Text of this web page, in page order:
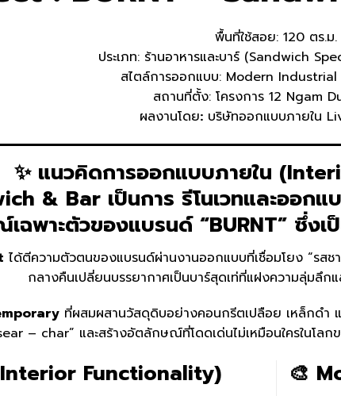
พื้นที่ใช้สอย: 120 ตร.ม.
ประเภท: ร้านอาหารและบาร์ (Sandwich
สไตล์การออกแบบ: Modern
สถานที่ตั้ง: โครงการ 12 Ngam
ผลงานโดย: บริษัทออกแบบภายใน
✨ แนวคิดการออกแบบภายใน
& Barเป็นการ รีโนเวทและออกแ
ฉพาะตัวของแบรนด์ “BURNT” ซึ่ง
ได้ตีความตัวตนของแบรนด์ผ่านงานออกแบบที่เชื่อมโยง “รส
กลางคืนเปลี่ยนบรรยากาศเป็นบาร์สุดเท่ที่แฝงความลุ่มลึก
ที่ผสมผสานวัสดุดิบอย่างคอนกรีตเปลือย เหล็กดำ
– char” และสร้างอัตลักษณ์ที่โดดเด่นไม่เหมือนใครในโลก
Functionality) 🎨